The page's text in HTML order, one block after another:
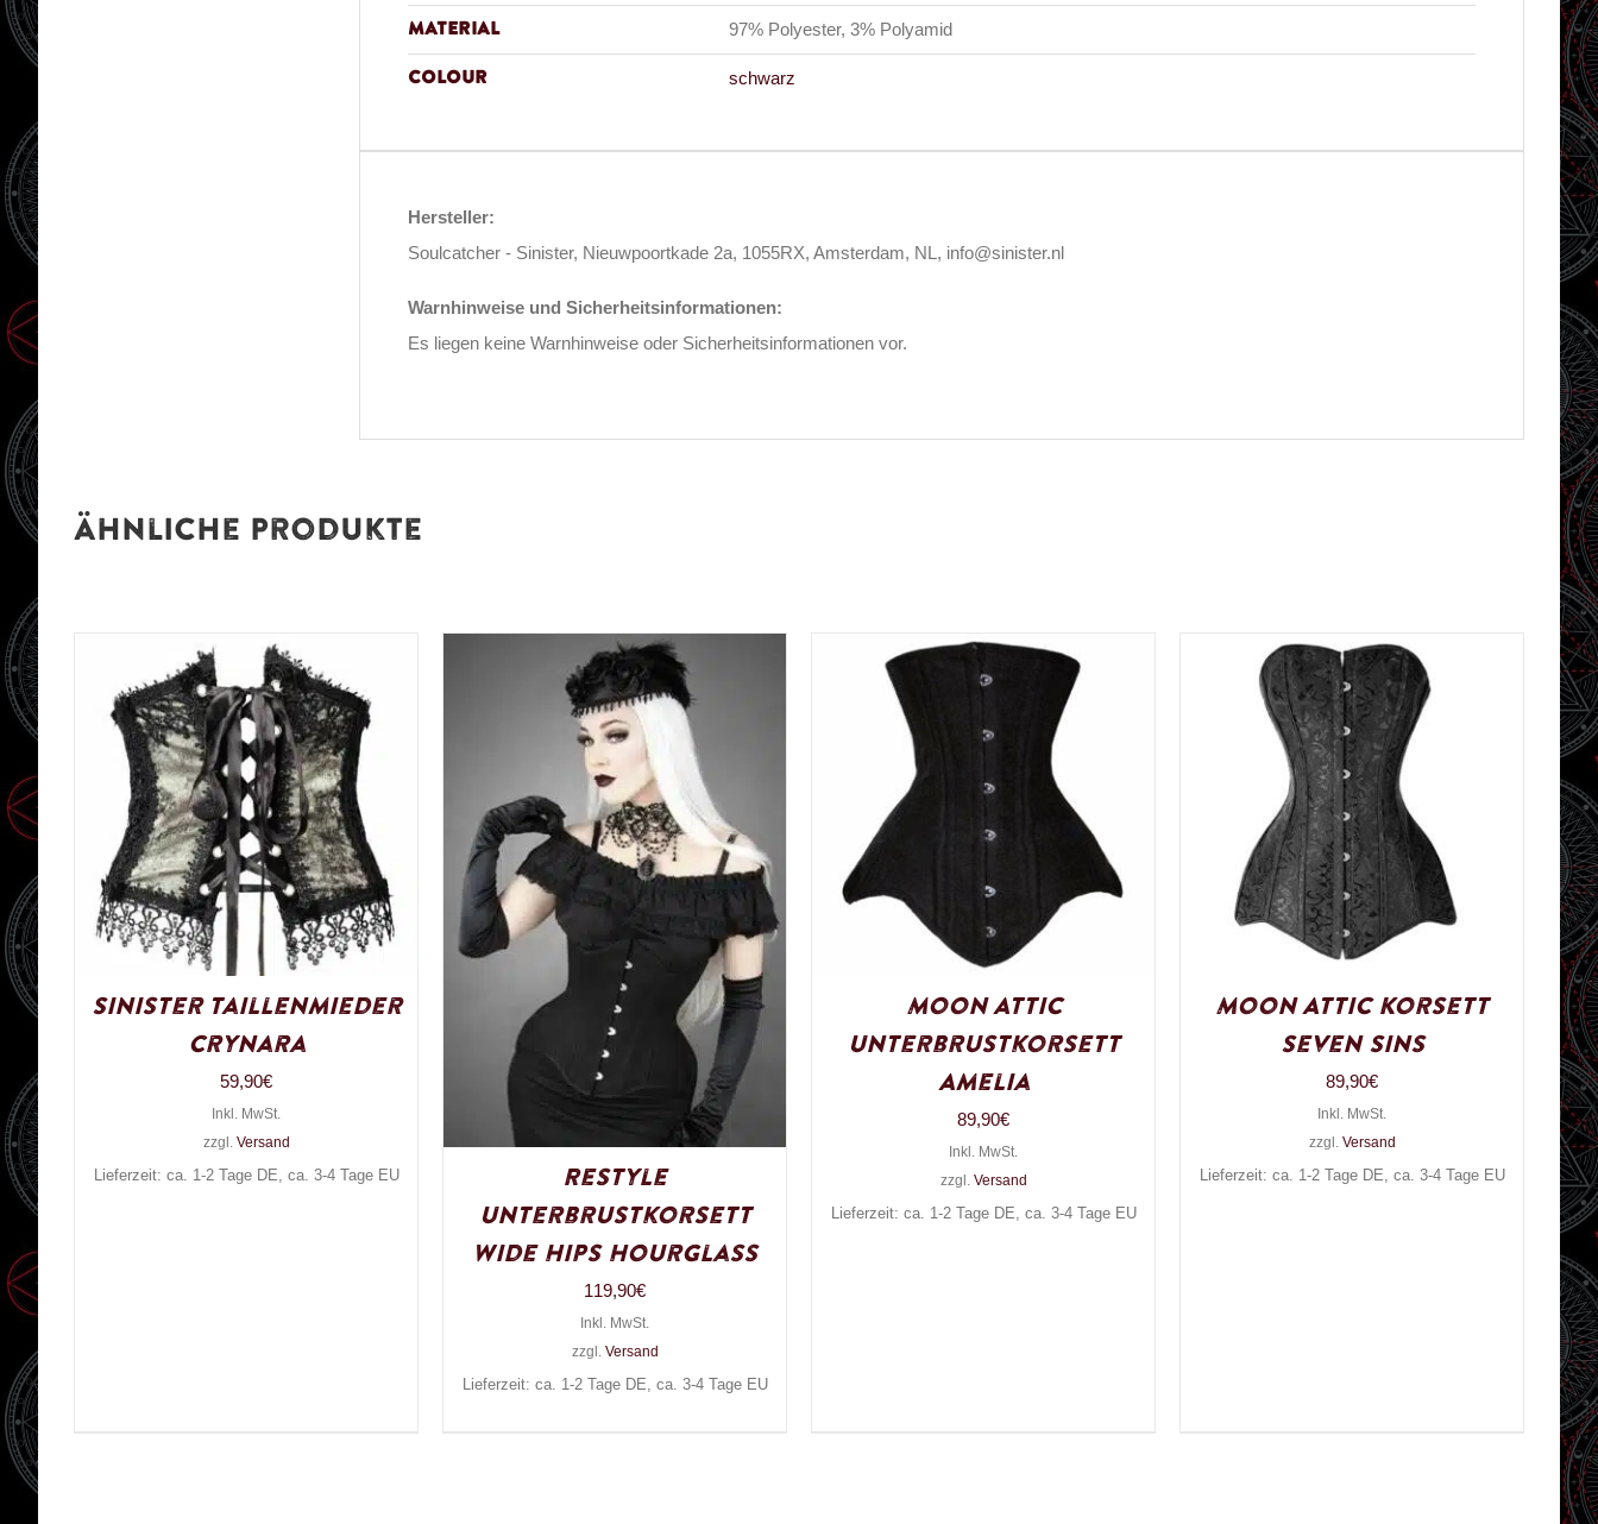
Material 97% Polyester, 3% Polyamid
Colour schwarz
Hersteller:
Soulcatcher - Sinister, Nieuwpoortkade 2a, 1055RX, Amsterdam, NL, info@sinister.nl
Warnhinweise und Sicherheitsinformationen:
Es liegen keine Warnhinweise oder Sicherheitsinformationen vor.
Ähnliche Produkte
Sinister Taillenmieder
Crynara
59,90€
Inkl. MwSt.
zzgl. Versand
Lieferzeit: ca. 1-2 Tage DE, ca. 3-4 Tage EU
Restyle
Unterbrustkorsett
Wide Hips Hourglass
119,90€
Inkl. MwSt.
zzgl. Versand
Lieferzeit: ca. 1-2 Tage DE, ca. 3-4 Tage EU
Moon Attic
Unterbrustkorsett
Amelia
89,90€
Inkl. MwSt.
zzgl. Versand
Lieferzeit: ca. 1-2 Tage DE, ca. 3-4 Tage EU
Moon Attic Korsett
Seven Sins
89,90€
Inkl. MwSt.
zzgl. Versand
Lieferzeit: ca. 1-2 Tage DE, ca. 3-4 Tage EU